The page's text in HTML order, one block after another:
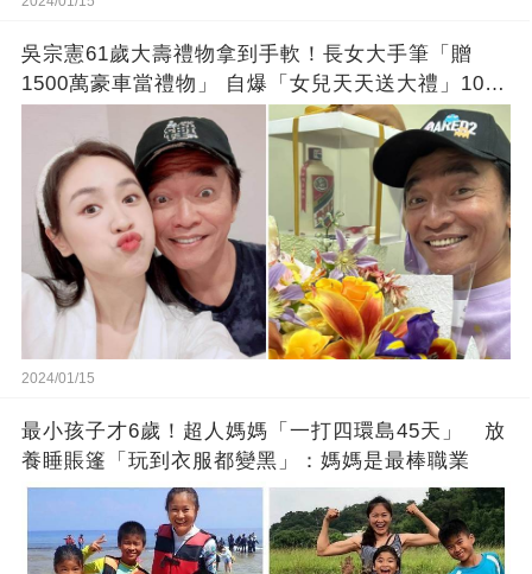
吳宗憲61歲大壽禮物拿到手軟！長女大手筆「贈
1500萬豪車當禮物」 自爆「女兒天天送大禮」10年
徒弟也不甘示弱!
2024/01/15
最小孩子才6歲！超人媽媽「一打四環島45天」 放
養睡賬篷「玩到衣服都變黑」：媽媽是最棒職業